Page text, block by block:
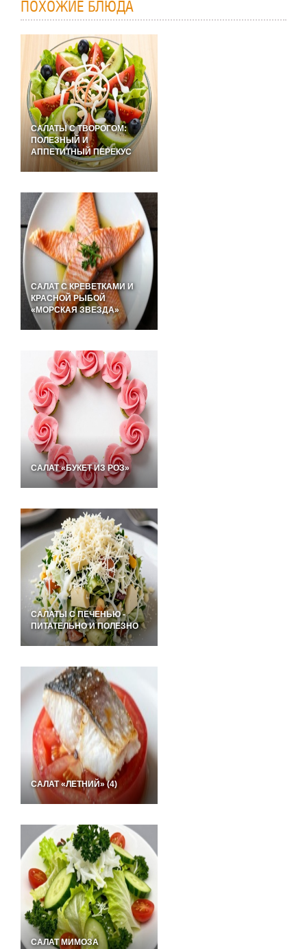
ПОХОЖИЕ БЛЮДА
САЛАТЫ С ТВОРОГОМ:
ПОЛЕЗНЫЙ И
АППЕТИТНЫЙ ПЕРЕКУС
САЛАТ С КРЕВЕТКАМИ И
КРАСНОЙ РЫБОЙ
«МОРСКАЯ ЗВЕЗДА»
САЛАТ «БУКЕТ ИЗ РОЗ»
САЛАТЫ С ПЕЧЕНЬЮ -
ПИТАТЕЛЬНО И ПОЛЕЗНО
САЛАТ «ЛЕТНИЙ» (4)
САЛАТ МИМОЗА